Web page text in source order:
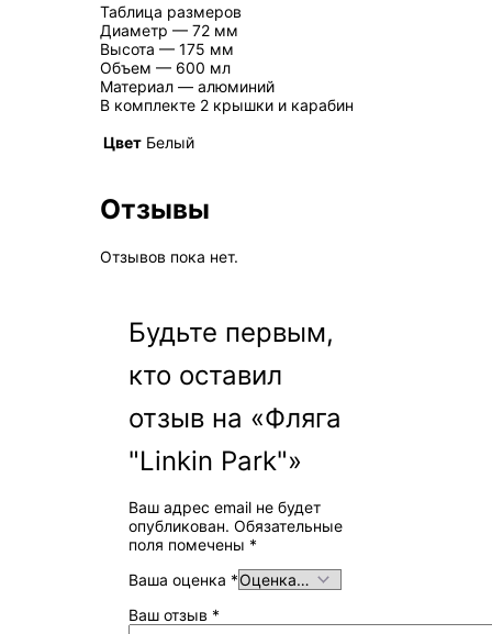
Таблица размеров
Диаметр — 72 мм
Высота — 175 мм
Объем — 600 мл
Материал — алюминий
В комплекте 2 крышки и карабин
Цвет Белый
Отзывы
Отзывов пока нет.
Будьте первым,
кто оставил
отзыв на «Фляга
"Linkin Park"»
Ваш адрес email не будет
опубликован. Обязательные
поля помечены *
Ваша оценка *
Ваш отзыв *